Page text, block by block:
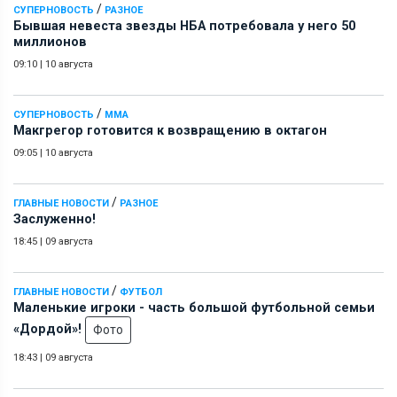
СУПЕРНОВОСТЬ / РАЗНОЕ
Бывшая невеста звезды НБА потребовала у него 50
миллионов
09:10 | 10 августа
СУПЕРНОВОСТЬ / ММА
Макгрегор готовится к возвращению в октагон
09:05 | 10 августа
ГЛАВНЫЕ НОВОСТИ / РАЗНОЕ
Заслуженно!
18:45 | 09 августа
ГЛАВНЫЕ НОВОСТИ / ФУТБОЛ
Маленькие игроки - часть большой футбольной семьи
«Дордой»!
Фото
18:43 | 09 августа